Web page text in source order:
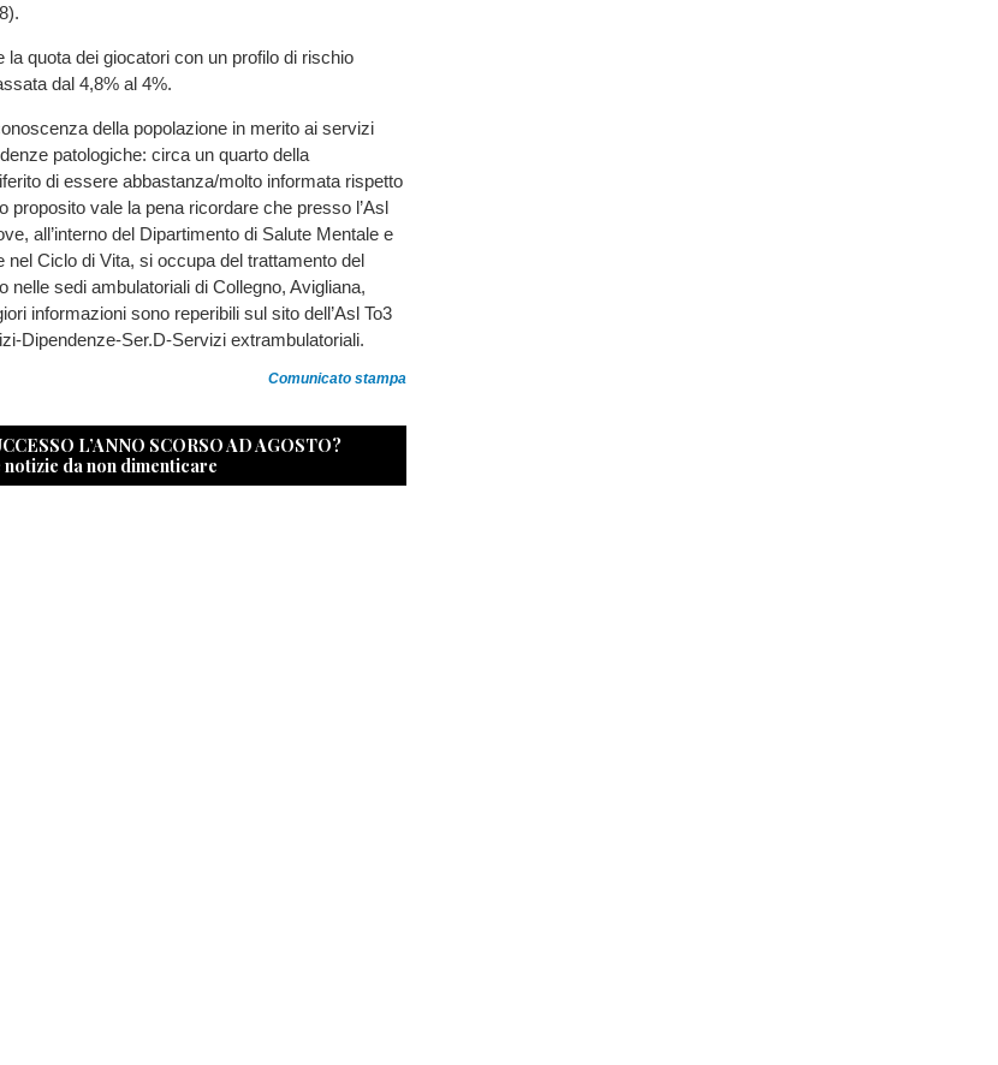
la quota dei giocatori con un profilo di rischio
dal 4,8% al 4%.
della popolazione in merito ai servizi
patologiche: circa un quarto della
di essere abbastanza/molto informata rispetto
proposito vale la pena ricordare che presso l’Asl
all’interno del Dipartimento di Salute Mentale e
nel Ciclo di Vita, si occupa del trattamento del
nelle sedi ambulatoriali di Collegno, Avigliana,
informazioni sono reperibili sul sito dell’Asl To3
Dipendenze-Ser.D-Servizi extrambulatoriali.
Comunicato stampa
L’ANNO SCORSO AD AGOSTO?
da non dimenticare